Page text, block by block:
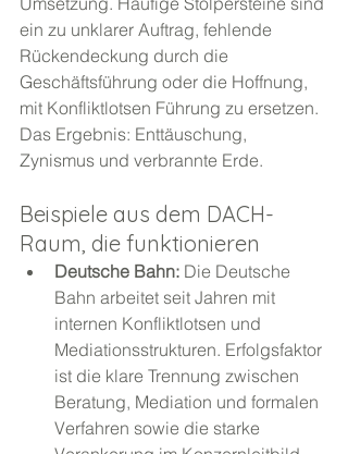
ein zu unklarer Auftrag, fehlende
Rückendeckung durch die
Geschäftsführung oder die Hoffnung,
mit Konfliktlotsen Führung zu ersetzen.
Das Ergebnis: Enttäuschung,
Zynismus und verbrannte Erde.
Beispiele aus dem DACH-
Raum, die funktionieren
Deutsche Bahn: Die Deutsche
Bahn arbeitet seit Jahren mit
internen Konfliktlotsen und
Mediationsstrukturen. Erfolgsfaktor
ist die klare Trennung zwischen
Beratung, Mediation und formalen
Verfahren sowie die starke